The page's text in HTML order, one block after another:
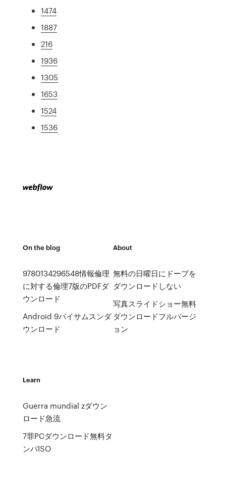
1474
1887
216
1936
1305
1653
1524
1536
On the blog
9780134296548情報倫理
に対する倫理7版のPDFダ
ウンロード
Android 9パイサムスンダ
ウンロード
About
無料の日曜日にドープを
ダウンロードしない
写真スライドショー無料
ダウンロードフルバージ
ョン
Learn
Guerra mundial zダウン
ロード急流
7罪PCダウンロード無料タ
ンパISO